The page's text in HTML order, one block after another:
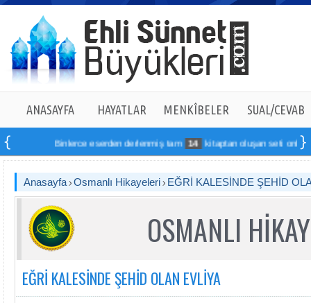
ANASAYFA HAYATLAR MENKÎBELER SUAL/CEVAB
Binlerce eserden derlenmiş tam 14 kitaptan oluşan seti online
Anasayfa Osmanlı Hikayeleri EĞRİ KALESİNDE ŞEHİD
OSMANLI
EĞRİ KALESİNDE ŞEHİD OLAN EVLİYA